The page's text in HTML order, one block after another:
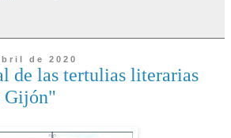
de 2020
de las tertulias literarias
Gijón"